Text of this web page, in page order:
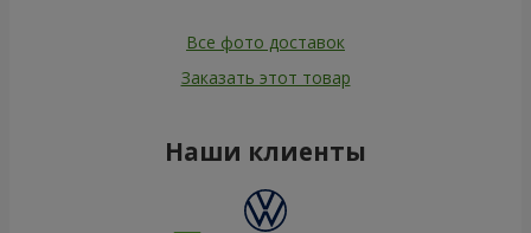
Все фото доставок
Заказать этот товар
Наши клиенты